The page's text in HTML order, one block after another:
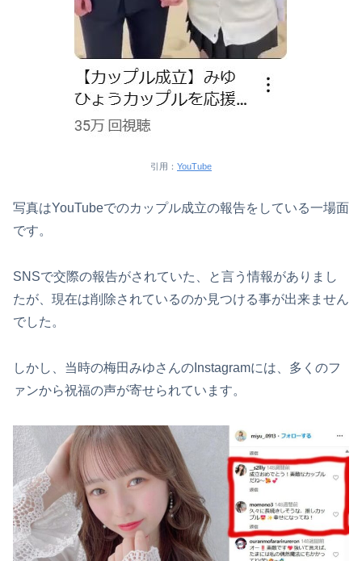
引用： YouTube
写真はYouTubeでのカップル成立の報告をしている一場面
です。
SNSで交際の報告がされていた、と言う情報がありまし
たが、現在は削除されているのか見つける事が出来ません
でした。
しかし、当時の梅田みゆさんのInstagramには、多くのフ
ァンから祝福の声が寄せられています。